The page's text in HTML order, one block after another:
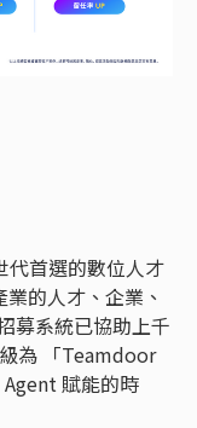
代首選的數位人才
的人才、企業、
募系統已協助上千
為 「Teamdoor
Agent 賦能的時